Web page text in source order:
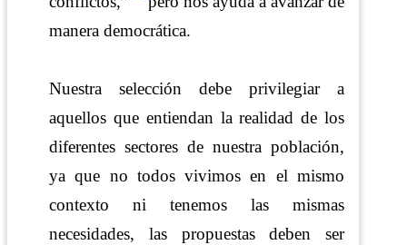
manera democrática.
Nuestra selección debe privilegiar a
aquellos que entiendan la realidad de los
diferentes sectores de nuestra población,
ya que no todos vivimos en el mismo
contexto ni tenemos las mismas
necesidades, las propuestas deben ser